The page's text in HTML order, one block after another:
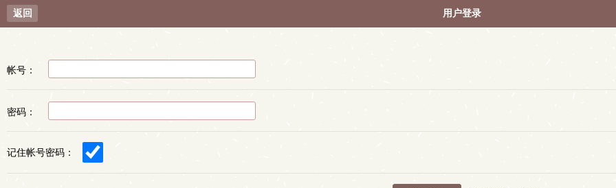
返回 用户登录
帐号：
密码：
记住帐号密码：